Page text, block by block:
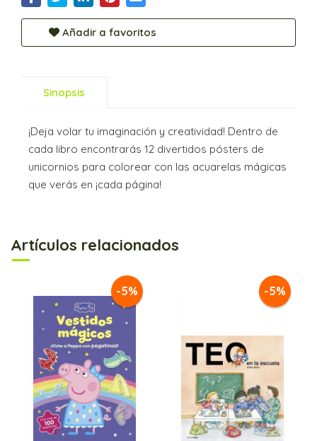
Añadir a favoritos
Sinopsis
¡Deja volar tu imaginación y creatividad! Dentro de
cada libro encontrarás 12 divertidos pósters de
unicornios para colorear con las acuarelas mágicas
que verás en ¡cada página!
Artículos relacionados
-5% -5%